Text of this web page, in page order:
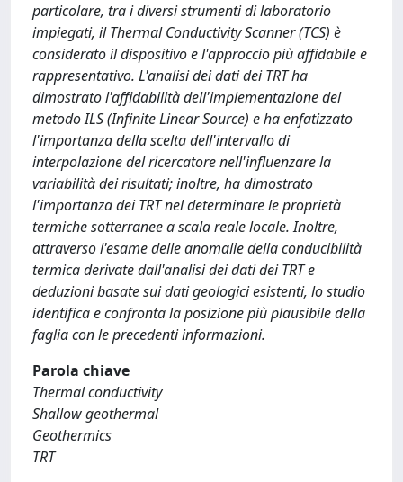
particolare, tra i diversi strumenti di laboratorio
impiegati, il Thermal Conductivity Scanner (TCS) è
considerato il dispositivo e l'approccio più affidabile e
rappresentativo. L'analisi dei dati dei TRT ha
dimostrato l'affidabilità dell'implementazione del
metodo ILS (Infinite Linear Source) e ha enfatizzato
l'importanza della scelta dell'intervallo di
interpolazione del ricercatore nell'influenzare la
variabilità dei risultati; inoltre, ha dimostrato
l'importanza dei TRT nel determinare le proprietà
termiche sotterranee a scala reale locale. Inoltre,
attraverso l'esame delle anomalie della conducibilità
termica derivate dall'analisi dei dati dei TRT e
deduzioni basate sui dati geologici esistenti, lo studio
identifica e confronta la posizione più plausibile della
faglia con le precedenti informazioni.
Parola chiave
Thermal conductivity
Shallow geothermal
Geothermics
TRT